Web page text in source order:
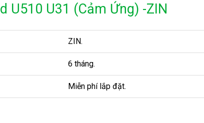
U510 U31 (Cảm Ứng) -ZIN
ZIN.
6 tháng.
Miễn phí lắp đặt.